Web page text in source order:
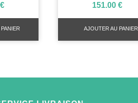
€ 151.00 €
AJOUTER AU PANIER